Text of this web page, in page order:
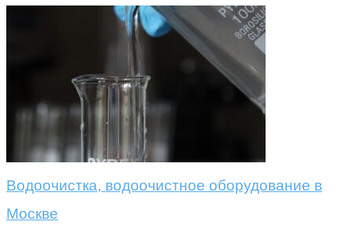
Водоочистка, водоочистное оборудование в
Москве